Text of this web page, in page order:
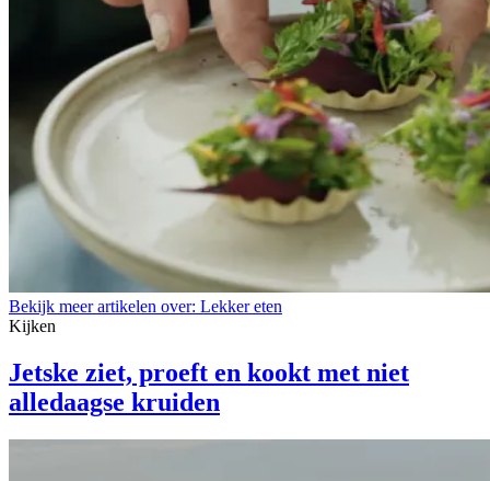
Bekijk meer artikelen over: Lekker eten
Kijken
Jetske ziet, proeft en kookt met niet
alledaagse kruiden